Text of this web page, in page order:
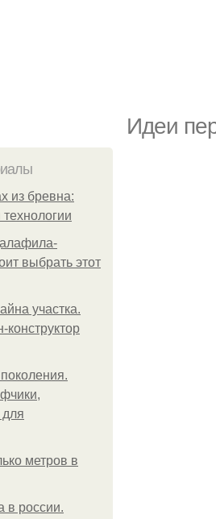
Идеи
из бревна:
выбрать этот
участка.
метров в
в россии.